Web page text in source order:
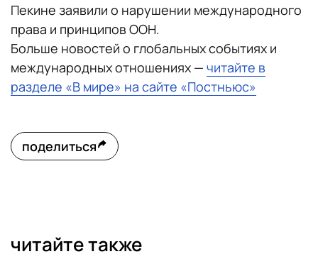
Пекине заявили о нарушении международного
права и принципов ООН.
Больше новостей о глобальных событиях и
международных отношениях — читайте в
разделе «В мире» на сайте «Постньюс»
поделиться
читайте также